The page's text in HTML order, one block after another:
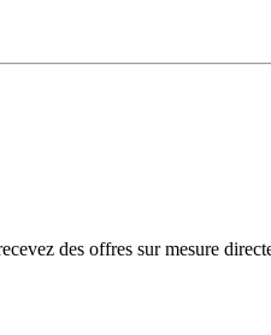
des offres sur mesure